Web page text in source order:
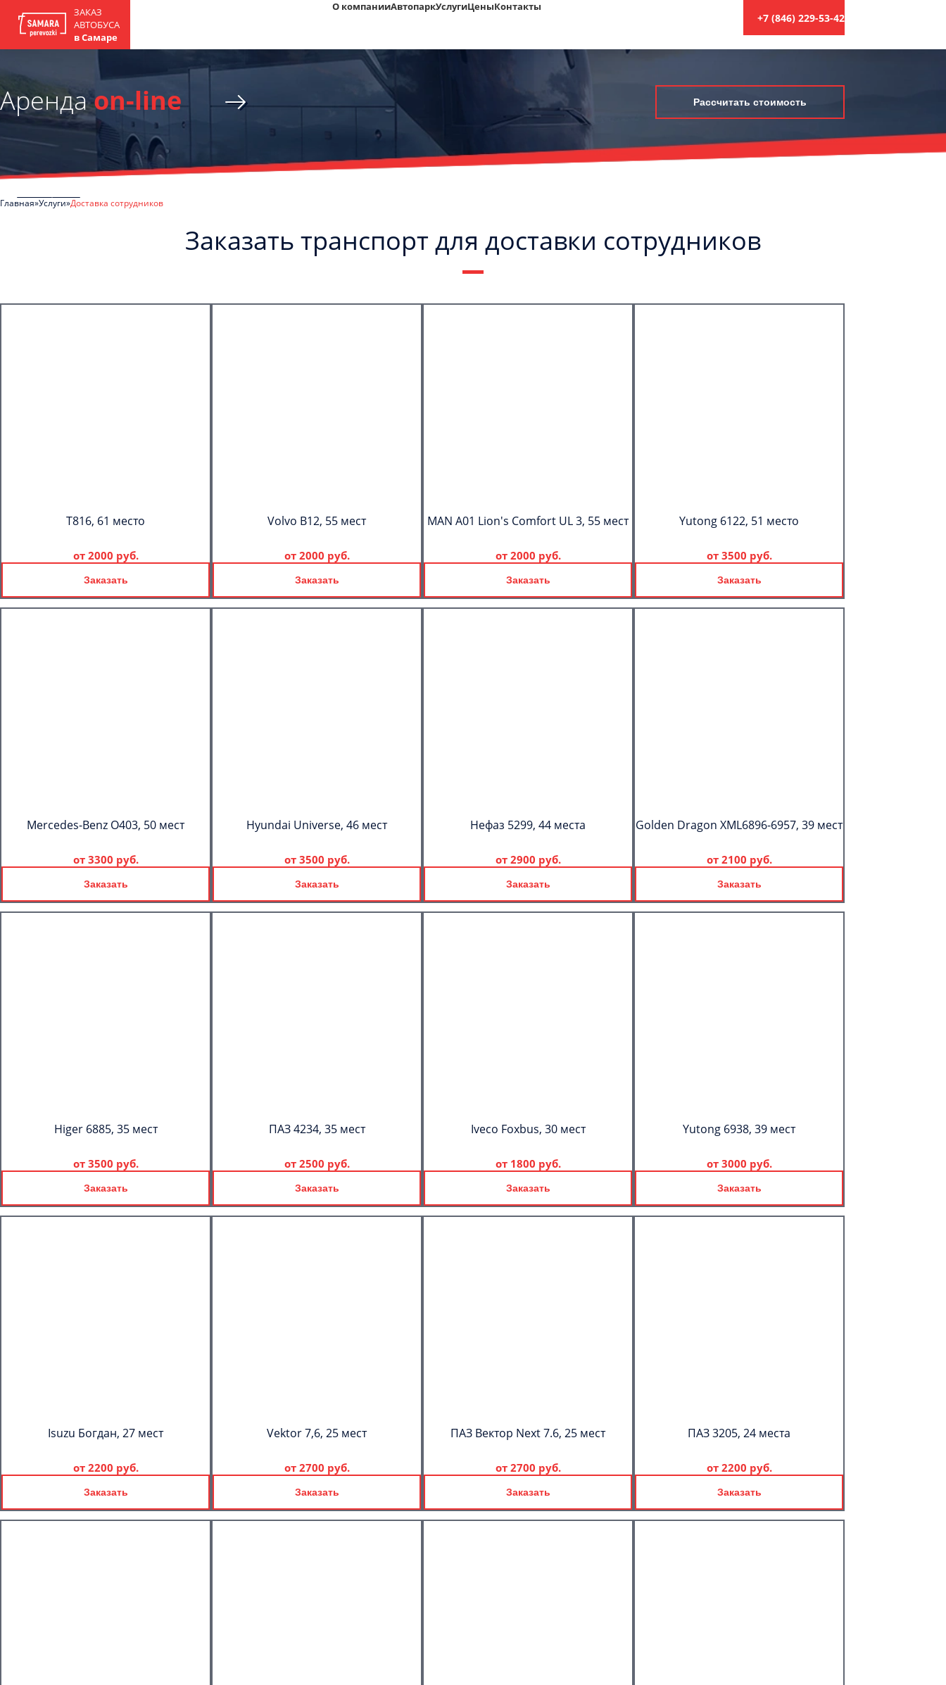
ЗАКАЗ
АВТОБУСА
в Самаре
О компанииАвтопаркУслугиЦеныКонтакты
+7 (846) 229-53-42
Арендаon-line Рассчитать стоимость
Главная Услуги Доставка сотрудников
Заказать транспорт для доставки сотрудников
T816, 61 место
от 2000 руб.
Заказать
Volvo B12, 55 мест
от 2000 руб.
Заказать
MAN A01 Lion's Comfort UL 3, 55 мест
от 2000 руб.
Заказать
Yutong 6122, 51 место
от 3500 руб.
Заказать
Mercedes-Benz О403, 50 мест
от 3300 руб.
Заказать
Hyundai Universe, 46 мест
от 3500 руб.
Заказать
Нефаз 5299, 44 места
от 2900 руб.
Заказать
Golden Dragon XML6896-6957, 39 мест
от 2100 руб.
Заказать
Higer 6885, 35 мест
от 3500 руб.
Заказать
ПАЗ 4234, 35 мест
от 2500 руб.
Заказать
Iveco Foxbus, 30 мест
от 1800 руб.
Заказать
Yutong 6938, 39 мест
от 3000 руб.
Заказать
Isuzu Богдан, 27 мест
от 2200 руб.
Заказать
Vektor 7,6, 25 мест
от 2700 руб.
Заказать
ПАЗ Вектор Next 7.6, 25 мест
от 2700 руб.
Заказать
ПАЗ 3205, 24 места
от 2200 руб.
Заказать
конфиденциальности
ознакомлен(а), даю согласие на